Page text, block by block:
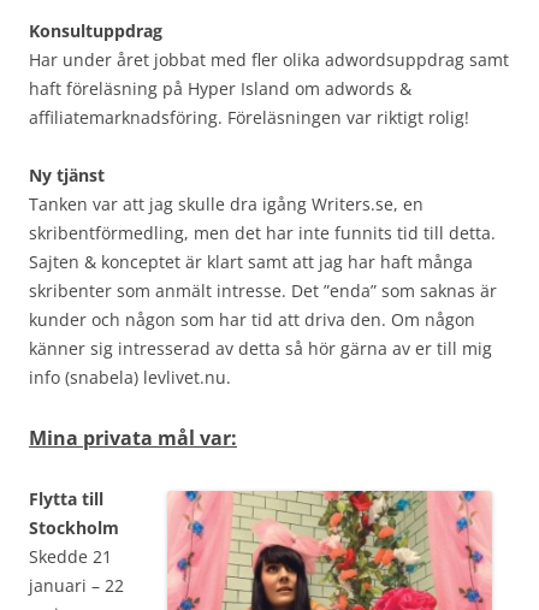
Konsultuppdrag
Har under året jobbat med fler olika adwordsuppdrag samt
haft föreläsning på Hyper Island om adwords &
affiliatemarknadsföring. Föreläsningen var riktigt rolig!
Ny tjänst
Tanken var att jag skulle dra igång Writers.se, en
skribentförmedling, men det har inte funnits tid till detta.
Sajten & konceptet är klart samt att jag har haft många
skribenter som anmält intresse. Det ”enda” som saknas är
kunder och någon som har tid att driva den. Om någon
känner sig intresserad av detta så hör gärna av er till mig
info (snabela) levlivet.nu.
Mina privata mål var:
Flytta till
Stockholm
Skedde 21
januari – 22